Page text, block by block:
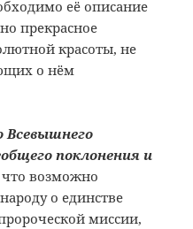
её описание
прекрасное
красоты, не
о нём
Всевышнего
поклонения и
что возможно
о единстве
миссии,